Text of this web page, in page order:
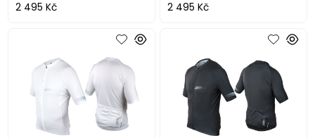
2 495 Kč 2 495 Kč